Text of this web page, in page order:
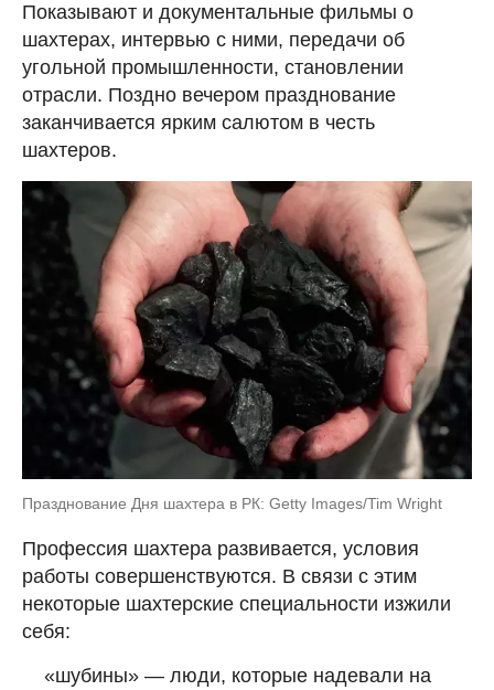
Показывают и документальные фильмы о
шахтерах, интервью с ними, передачи об
угольной промышленности, становлении
отрасли. Поздно вечером празднование
заканчивается ярким салютом в честь
шахтеров.
Празднование Дня шахтера в РК: Getty Images/Tim Wright
Профессия шахтера развивается, условия
работы совершенствуются. В связи с этим
некоторые шахтерские специальности изжили
себя:
«шубины» — люди, которые надевали на